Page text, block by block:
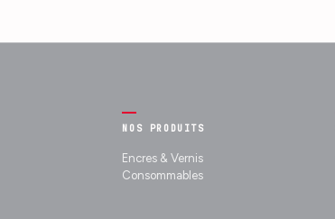
NOS PRODUITS
Encres & Vernis
Consommables